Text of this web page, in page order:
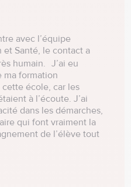
avec l’équipe
Santé, le contact a
humain. J’ai eu
ma formation
cette école, car les
à l’écoute. J’ai
dans les démarches,
qui font vraiment la
de l’élève tout